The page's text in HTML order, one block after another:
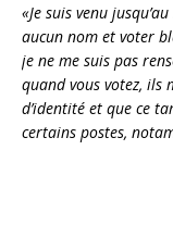
«Je suis venu
aucun nom et voter
je ne me suis pas
quand vous votez, ils
d’identité et que ce
certains postes,